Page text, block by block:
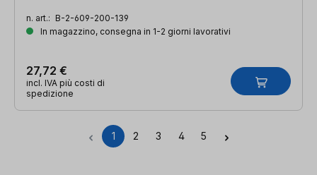
n. art.: B-2-609-200-139
In magazzino, consegna in 1-2 giorni lavorativi
27,72 €
incl. IVA più costi di
spedizione
Pagina
1 Pagina
2 Pagina
3 Pagina
4 Pagina
5